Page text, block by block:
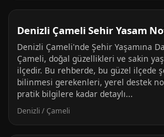
Denizli Çameli Sehir Yasam
Denizli Çameli'nde Şehir Yaşamına
Çameli, doğal güzellikleri ve sakin
ilçedir. Bu rehberde, bu güzel ilçede
bilinmesi gerekenleri, yerel destek
pratik bilgilere kadar detaylı...
Denizli / Çameli